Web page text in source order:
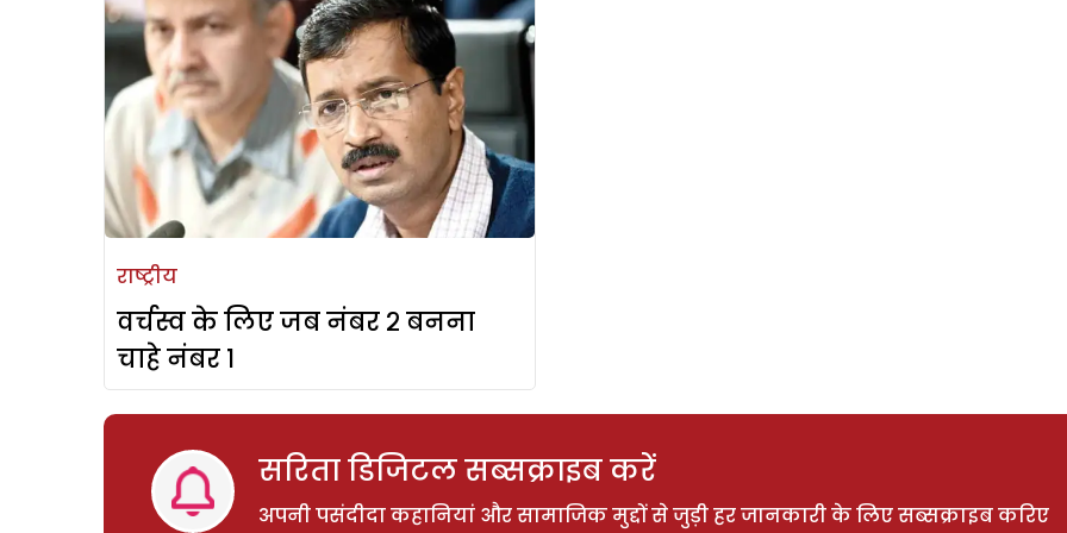
राष्ट्रीय
वर्चस्व के लिए जब नंबर २ बनना
चाहे नंबर १
सरिता डिजिटल सब्सक्राइब करें
अपनी पसंदीदा कहानियां और सामाजिक मुद्दों से जुड़ी हर जानकारी के लिए सब्सक्राइब करिए